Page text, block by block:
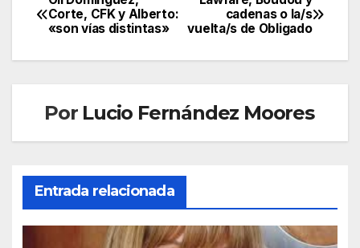
Navegación
de
cadenas o la/s
vuelta/s de Obligado
Corte, CFK y Alberto:
«son vías distintas»
Por Lucio Fernández Moores
Entrada relacionada